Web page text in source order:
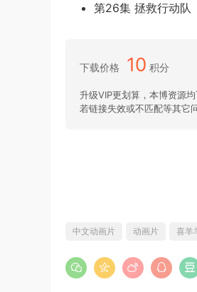
第26集 拯救行动队
下载价格 10 积分
升级VIP更划算，本博资源
若链接失效或不匹配等其它
中文动画片 动画片 喜羊